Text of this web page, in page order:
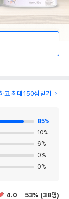
고 최대 150점 받기
85%
10%
6%
0%
0%
4.0 53% (38명)